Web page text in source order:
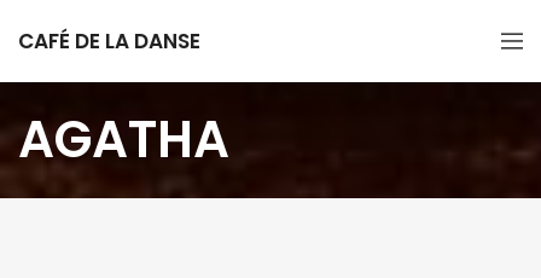
CAFÉ DE LA DANSE
AGATHA